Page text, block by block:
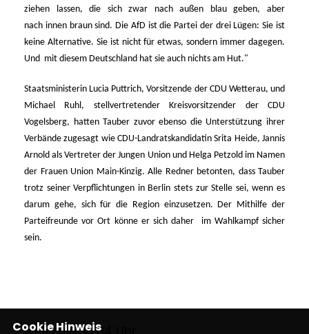
ziehen lassen, die sich zwar nach außen blau geben, aber
nach innen braun sind. Die AfD ist die Partei der drei Lügen: Sie ist
keine Alternative. Sie ist nicht für etwas, sondern immer dagegen.
Und mit diesem Deutschland hat sie auch nichts am Hut."
Staatsministerin Lucia Puttrich, Vorsitzende der CDU Wetterau, und
Michael Ruhl, stellvertretender Kreisvorsitzender der CDU
Vogelsberg, hatten Tauber zuvor ebenso die Unterstützung ihrer
Verbände zugesagt wie CDU-Landratskandidatin Srita Heide, Jannis
Arnold als Vertreter der Jungen Union und Helga Petzold im Namen
der Frauen Union Main-Kinzig. Alle Redner betonten, dass Tauber
trotz seiner Verpflichtungen in Berlin stets zur Stelle sei, wenn es
darum gehe, sich für die Region einzusetzen. Der Mithilfe der
Parteifreunde vor Ort könne er sich daher im Wahlkampf sicher
sein.
Cookie Hinweis